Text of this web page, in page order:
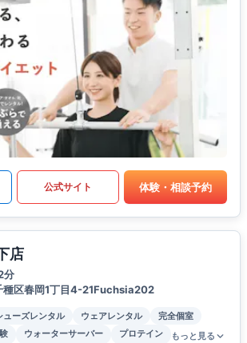
公式サイト 体験・相談予約
店
分
種区春岡1丁目4-21Fuchsia202
ューズレンタル ウェアレンタル
完全個室
ウォーターサーバー プロテイン もっと見る